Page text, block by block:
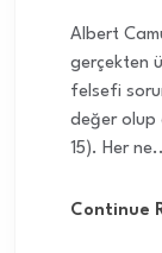
Albert
gerçekten
felsefi
değer olup
15). Her
Continue